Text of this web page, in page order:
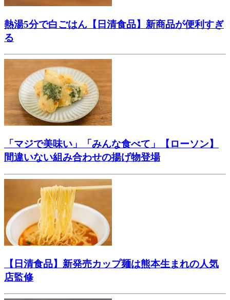
熱湯5分で白ごはん【日清食品】新商品が便利すぎ
る
「マジで美味い」「みんな食べて」【ローソン】
間違いない組み合わせの揚げ物登場
【日清食品】新発売カップ麺は熊本生まれの人気
店監修